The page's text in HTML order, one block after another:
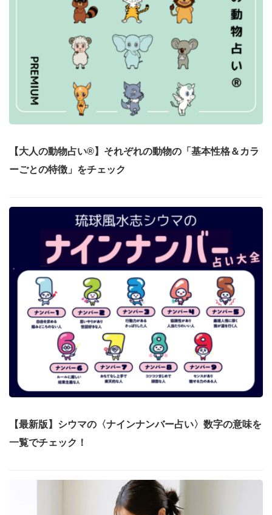
【大人の動物占い®】それぞれの動物の「基本性格＆カラ
ーごとの特徴」をチェック
【最新版】シウマの〈ナインナンバー占い〉数字の意味を
一覧でチェック！